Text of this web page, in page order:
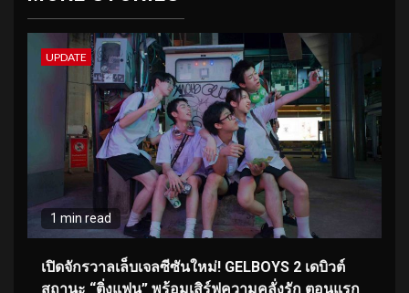
UPDATE
1 min read
เปิดจักรวาลเล็บเจลซีซันใหม่! GELBOYS 2 เดบิวต์
สถานะ “ติ่งแฟน” พร้อมเสิร์ฟความคลั่งรัก ตอนแรก